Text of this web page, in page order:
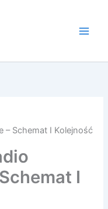
– Schemat I Kolejność
I